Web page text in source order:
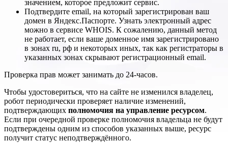
значением, которое предложит сервис.
Подтвердите email, на который зарегистрирован ваш
домен в Яндекс.Паспорте. Узнать электронный адрес
можно в сервисе WHOIS. К сожалению, данный метод
не работает, если ваше доменное имя зарегистрировано
в зонах ru, рф и некоторых иных, так как регистраторы в
указанных зонах скрывают регистрационный email.
Проверка прав может занимать до 24-часов.
Чтобы удостовериться, что на сайте не изменился владелец,
робот периодически проверяет наличие изменений,
подтверждающих полномочия на управление ресурсом.
Если при очередной проверке полномочия владельца не будут
подтверждены одним из способов указанных выше, ресурс
получит статус неподтверждённого.